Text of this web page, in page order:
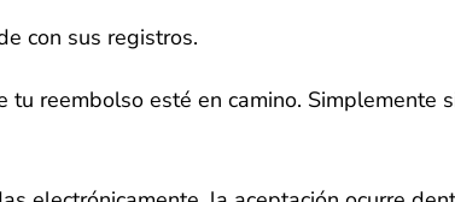
con sus registros.
reembolso esté en camino.